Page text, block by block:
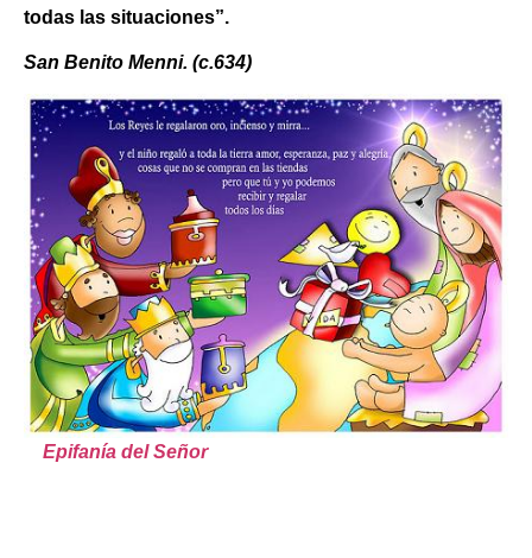
todas las situaciones”.
San Benito Menni. (c.634)
Epifanía del Señor